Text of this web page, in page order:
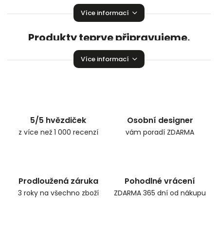
Stoličky a taburety,které pozvednou
úroveň vaší domácnosti!
Více informací
Produkty teprve připravujeme.
Můžete se ale podívat na ostatní kategorie.
Více informací
5/5 hvězdiček
z více než 1 000 recenzí
Osobní designer
vám poradí ZDARMA
Prodloužená záruka
3 roky na všechno zboží
Pohodlné vrácení
ZDARMA 365 dní od nákupu